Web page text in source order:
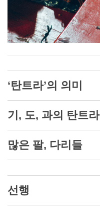
‘탄트라’의 의미
기, 도, 과의 탄트라
많은 팔, 다리들
선행